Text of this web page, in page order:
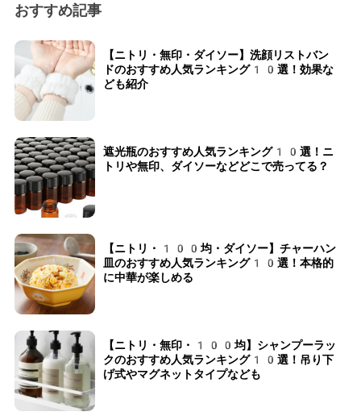
おすすめ記事
【ニトリ・無印・ダイソー】洗顔リストバン
ドのおすすめ人気ランキング10選！効果な
ども紹介
遮光瓶のおすすめ人気ランキング10選！ニ
トリや無印、ダイソーなどどこで売ってる？
【ニトリ・100均・ダイソー】チャーハン
皿のおすすめ人気ランキング10選！本格的
に中華が楽しめる
【ニトリ・無印・100均】シャンプーラッ
クのおすすめ人気ランキング10選！吊り下
げ式やマグネットタイプなども